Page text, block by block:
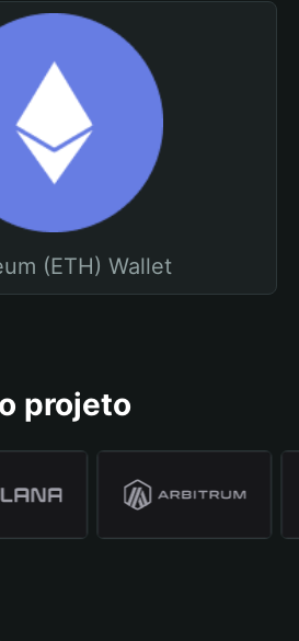
(ETH) Wallet
projeto